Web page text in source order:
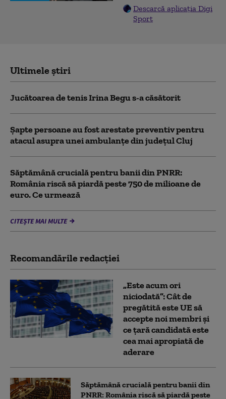
Descarcă aplicația Digi
Sport
Ultimele știri
Jucătoarea de tenis Irina Begu s-a căsătorit
Șapte persoane au fost arestate preventiv pentru
atacul asupra unei ambulanțe din județul Cluj
Săptămână crucială pentru banii din PNRR:
România riscă să piardă peste 750 de milioane de
euro. Ce urmează
CITEȘTE MAI MULTE
Recomandările redacţiei
„Este acum ori
niciodată”: Cât de
pregătită este UE să
accepte noi membri și
ce țară candidată este
cea mai apropiată de
aderare
Săptămână crucială pentru banii din
PNRR: România riscă să piardă peste